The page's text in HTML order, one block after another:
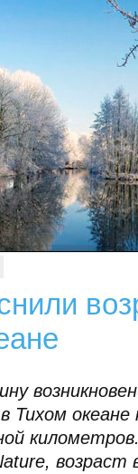
эта угроза
и ученые
Тихом океане
возраст